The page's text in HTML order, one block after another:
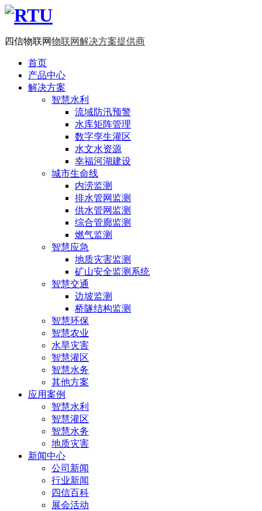
四信物联网物联网解决方案提供商
首页
产品中心
解决方案
智慧水利
流域防汛预警
水库矩阵管理
数字孪生灌区
水文水资源
幸福河湖建设
城市生命线
内涝监测
排水管网监测
供水管网监测
综合管廊监测
燃气监测
智慧应急
地质灾害监测
矿山安全监测系统
智慧交通
边坡监测
桥隧结构监测
智慧环保
智慧农业
水旱灾害
智慧灌区
智慧水务
其他方案
应用案例
智慧水利
智慧灌区
智慧水务
地质灾害
新闻中心
公司新闻
行业新闻
四信百科
展会活动